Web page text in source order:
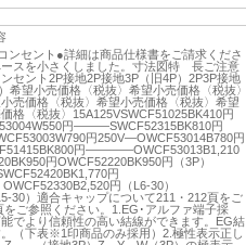
ンセント●詳細は商品仕様書をご請求くださ
スを小さくしました。寸法図特 長ご注意
セント2P接地2P接地3P（旧4P）2P3P接地
希望小売価格〈税抜〉希望小売価格〈税抜〉
売価格〈税抜〉希望小売価格〈税抜〉希望
格〈税抜〉15A125VSWCF51025BK410円
円―――SWCF52315BK810円
円250V―OWCF53014B780円
円――――OWCF53013B1,210
円OWCF52220BK950円（3P）
円
円（L6-30）
30）適合キャップについて211・212頁をご
ご参照ください。1.EG･アルファ端子採
でより信頼性の高い結線ができます。EG結
（下表※1印商品のみ採用）2.極性表示正し